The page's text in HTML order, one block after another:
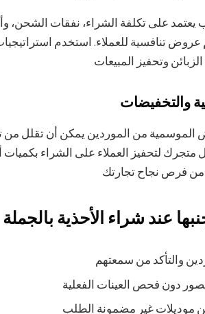
يعتمد على تكلفة الشراء، نفقات الشحن،
تنافسية للعملاء. استخدم
والتخفيضات
الموسمية من الموردين يمكن أن تقلل من
لتحفيز العملاء على الشراء بكميات
عند شراء الأحذية بالجملة